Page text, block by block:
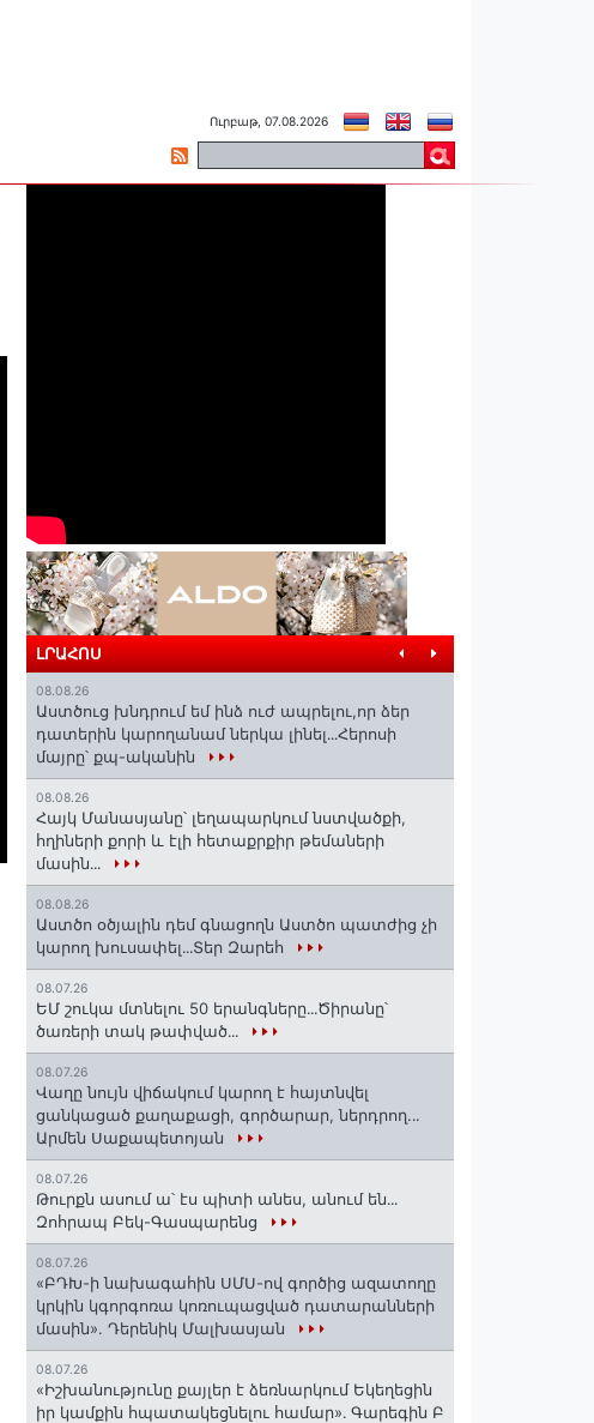
Ուրբաթ, 07.08.2026
ԼՐԱՀՈՍ
08.08.26
Աստծուց խնդրում եմ ինձ ուժ ապրելու,որ ձեր
դատերին կարողանամ ներկա լինել․․․Հերոսի
մայրը՝ քպ-ականին
08.08.26
Հայկ Մանասյանը՝ լեղապարկում նստվածքի,
հղիների քորի և էլի հետաքրքիր թեմաների
մասին․․․
08.08.26
Աստծո օծյալին դեմ գնացողն Աստծո պատժից չի
կարող խուսափել․․․Տեր Զարեհ
08.07.26
ԵՄ շուկա մտնելու 50 երանգները․․․Ծիրանը՝
ծառերի տակ թափված․․․
08.07.26
Վաղը նույն վիճակում կարող է հայտնվել
ցանկացած քաղաքացի, գործարար, ներդրող.․․
Արմեն Սաքապետոյան
08.07.26
Թուրքն ասում ա՝ էս պիտի անես, անում են․․․
Զոհրապ Բեկ-Գասպարենց
08.07.26
«ԲԴԽ-ի նախագահին ՍՄՍ-ով գործից ազատողը
կրկին կգորգոռա կոռուպացված դատարանների
մասին». Դերենիկ Մալխասյան
08.07.26
«Իշխանությունը քայլեր է ձեռնարկում Եկեղեցին
իր կամքին հպատակեցնելու համար»․ Գարեգին Բ